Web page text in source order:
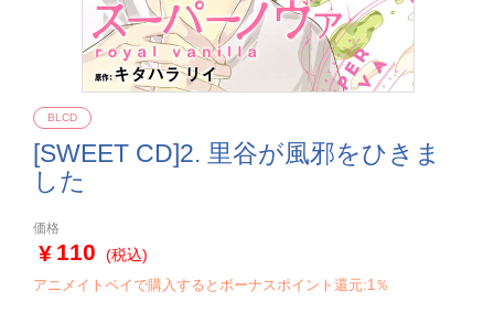
[SWEET CD]2. 里谷が風邪をひきま
した
BLCD
価格
110 (税込)
アニメイトペイで購入するとボーナスポイント還元:1％